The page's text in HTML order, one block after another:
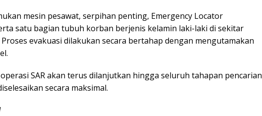
mesin pesawat, serpihan penting, Emergency Locator
satu bagian tubuh korban berjenis kelamin laki-laki di sekitar
evakuasi dilakukan secara bertahap dengan mengutamakan
SAR akan terus dilanjutkan hingga seluruh tahapan pencarian
secara maksimal.